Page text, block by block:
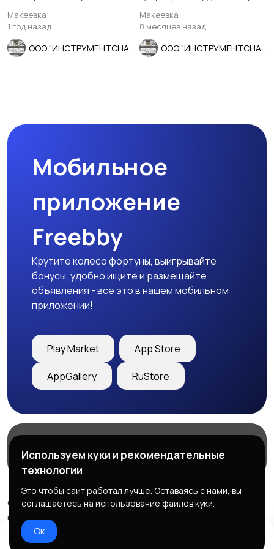
шаг, шлифованный, ГО
Макеевка
1 год назад
80/40 мм, внутризав.
Макеевка
8 месяцев назад
Мобильное
приложение
Freebby
Крутите колесо фортуны, выигрывайте
бонусы, удобно ищите и размещайте
объявления - все это в нашем мобильном
приложении!
Play Market App Store
AppGallery RuStore
Служба поддержки
© 2026 Freebby - Сервис бесплатных объявлений ДНР
и ЛНР
Правила сервиса
Используем куки и рекомендательные
технологии
Это чтобы сайт работал лучше. Оставаясь с нами, вы
соглашаетесь на использование файлов куки.
Ок